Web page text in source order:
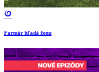
Farmár hľadá ženu